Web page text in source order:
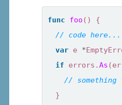
func foo ()
{
var e *
if
errors .As (
}